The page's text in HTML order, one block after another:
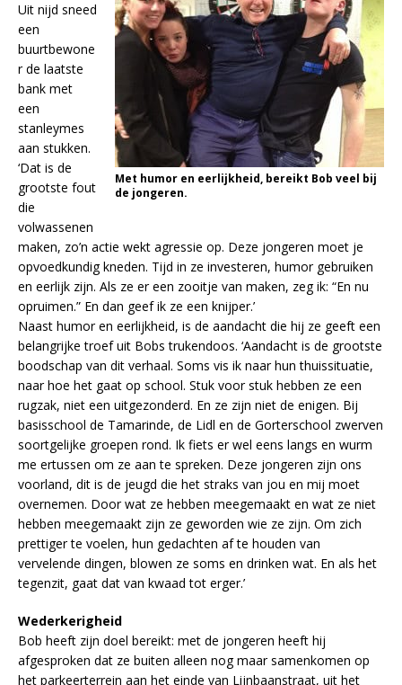
Met humor en eerlijkheid, bereikt Bob veel bij
de jongeren.
Uit nijd sneed
een
buurtbewone
r de laatste
bank met
een
stanleymes
aan stukken.
‘Dat is de
grootste fout
die
volwassenen
maken, zo’n actie wekt agressie op. Deze jongeren moet je
opvoedkundig kneden. Tijd in ze investeren, humor gebruiken
en eerlijk zijn. Als ze er een zooitje van maken, zeg ik: “En nu
opruimen.” En dan geef ik ze een knijper.’
Naast humor en eerlijkheid, is de aandacht die hij ze geeft een
belangrijke troef uit Bobs trukendoos. ‘Aandacht is de grootste
boodschap van dit verhaal. Soms vis ik naar hun thuissituatie,
naar hoe het gaat op school. Stuk voor stuk hebben ze een
rugzak, niet een uitgezonderd. En ze zijn niet de enigen. Bij
basisschool de Tamarinde, de Lidl en de Gorterschool zwerven
soortgelijke groepen rond. Ik fiets er wel eens langs en wurm
me ertussen om ze aan te spreken. Deze jongeren zijn ons
voorland, dit is de jeugd die het straks van jou en mij moet
overnemen. Door wat ze hebben meegemaakt en wat ze niet
hebben meegemaakt zijn ze geworden wie ze zijn. Om zich
prettiger te voelen, hun gedachten af te houden van
vervelende dingen, blowen ze soms en drinken wat. En als het
tegenzit, gaat dat van kwaad tot erger.’
Wederkerigheid
Bob heeft zijn doel bereikt: met de jongeren heeft hij
afgesproken dat ze buiten alleen nog maar samenkomen op
het parkeerterrein aan het einde van Lijnbaanstraat, uit het